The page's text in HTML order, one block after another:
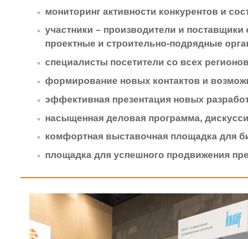
мониторинг активности конкурентов и
участники – производители и
проектные и строительно-подрядные
специалисты посетители со всех
формирование новых контактов и
эффективная презентация новых
насыщенная деловая программа,
комфортная выставочная площадка для
площадка для успешного продвижения